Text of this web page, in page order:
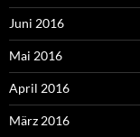
Juni 2016
Mai 2016
April 2016
März 2016